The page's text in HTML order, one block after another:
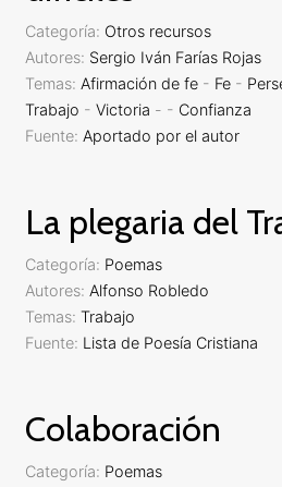
Categoría: Otros recursos
Autores: Sergio Iván Farías Rojas
Temas: Afirmación de fe - Fe -
Trabajo - Victoria - - Confianza
Fuente: Aportado por el autor
La plegaria del
Categoría: Poemas
Autores: Alfonso Robledo
Temas: Trabajo
Fuente: Lista de Poesía Cristiana
Colaboración
Categoría: Poemas